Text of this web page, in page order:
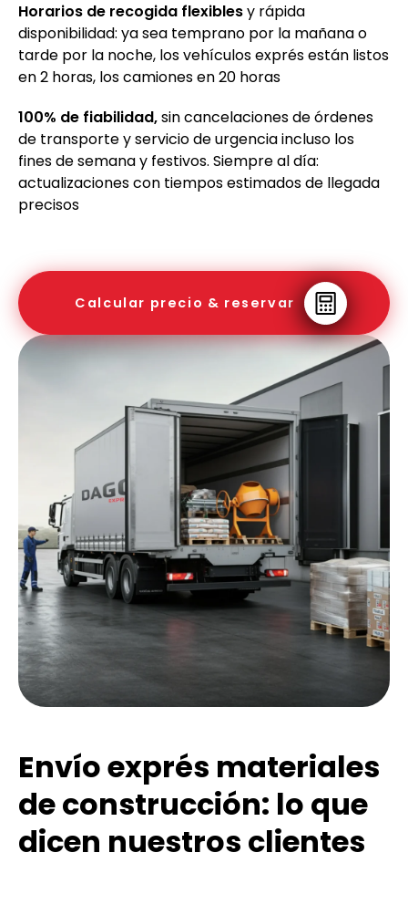
Horarios de recogida flexiblesy rápida
disponibilidad: ya sea temprano por la mañana o
tarde por la noche, los vehículos exprés están listos
en 2 horas, los camiones en 20 horas
100% de fiabilidad,sin cancelaciones de órdenes
de transporte y servicio de urgencia incluso los
fines de semana y festivos. Siempre al día:
actualizaciones con tiempos estimados de llegada
precisos
Calcular precio & reservar
Envío exprés materiales
de construcción: lo que
dicen nuestros clientes